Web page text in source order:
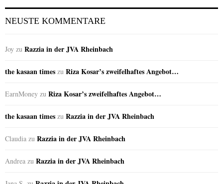
NEUSTE KOMMENTARE
Joy zu Razzia in der JVA Rheinbach
the kasaan times zu Riza Kosar’s zweifelhaftes Angebot…
EarnMoney zu Riza Kosar’s zweifelhaftes Angebot…
the kasaan times zu Razzia in der JVA Rheinbach
Claudia zu Razzia in der JVA Rheinbach
Andrea zu Razzia in der JVA Rheinbach